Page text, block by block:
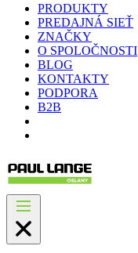
PRODUKTY
PREDAJNÁ SIEŤ
ZNAČKY
O SPOLOČNOSTI
BLOG
KONTAKTY
PODPORA
B2B